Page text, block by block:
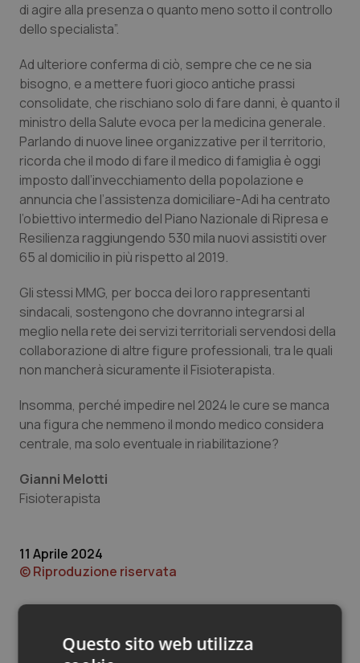
Provincia Autonoma di Bolzano
Provincia Autonoma di Trento
Puglia
Sardegna
Sicilia
Toscana
Umbria
Valle D’Aosta
Veneto
Infezioni & Febbre
Ipertensione & Scompenso
Malattie rare
Malattia di Crohn & Rettocolite Ulcerosa
Neuroscienze & patologie neurodegenerative
Obesità
Oftalmologia
Oncodermatologia
Oncoematologia
Psoriasi & pelle
Quotidiano Cardiologia
Quotidiano Oncologia
Rene & patologie urogenitali
di agire alla presenza o quanto meno sotto il controllo
dello specialista”.
Ad ulteriore conferma di ciò, sempre che ce ne sia
bisogno, e a mettere fuori gioco antiche prassi
consolidate, che rischiano solo di fare danni, è quanto il
ministro della Salute evoca per la medicina generale.
Parlando di nuove linee organizzative per il territorio,
ricorda che il modo di fare il medico di famiglia è oggi
imposto dall’invecchiamento della popolazione e
annuncia che l’assistenza domiciliare-Adi ha centrato
l’obiettivo intermedio del Piano Nazionale di Ripresa e
Resilienza raggiungendo 530 mila nuovi assistiti over
65 al domicilio in più rispetto al 2019.
Gli stessi MMG, per bocca dei loro rappresentanti
sindacali, sostengono che dovranno integrarsi al
meglio nella rete dei servizi territoriali servendosi della
collaborazione di altre figure professionali, tra le quali
non mancherà sicuramente il Fisioterapista.
Insomma, perché impedire nel 2024 le cure se manca
una figura che nemmeno il mondo medico considera
centrale, ma solo eventuale in riabilitazione?
Gianni Melotti
Fisioterapista
11 Aprile 2024
© Riproduzione riservata
Questo sito web utilizza